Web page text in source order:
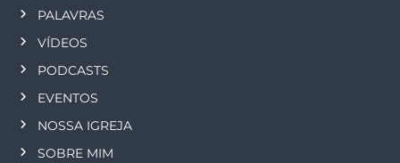
PALAVRAS
VÍDEOS
PODCASTS
EVENTOS
NOSSA IGREJA
SOBRE MIM